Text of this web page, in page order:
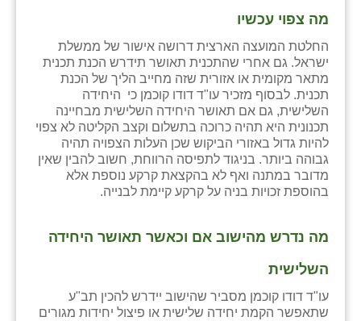
מה צפוי עכשיו
החלטת המועצה הארצית דרושה אישור של ממשלת
ישראל. גם אחרי שהתכנית תאושר תידרש הכנת תכנית
מתאר מקומית או אזורית שזה מחייב הליך של הכנת
תכנית. לבסוף מזכיר עו"ד דודו קוכמן כי היחידה
השלישית, גם אם תאושר היחידה השלישית מבחיינה
תכנונית היא תהיה כרוכה בתשלום וקצב הקליטה לא צפוי
להיות גדול באזורי הביקוש שכן העלות הצפויה תהיה
גבוהה ביותר. בניגוד לתפיסה הרווחת, חשוב להבין שאין
מדובר במתנה ואף לא בהקצאת קרקע נוספת אלא
בהוספת זכויות בניה על קרקע קיימת לבנייה.
מה נדרש מהישוב אם וכאשר תאושר היחידה
השלישית
עו"ד דודו קוכמן מסביר שהישוב יידרש להכין תב"ע
שתאפשר הקמת יחידה שלישית או פיצול יחידות מגורים